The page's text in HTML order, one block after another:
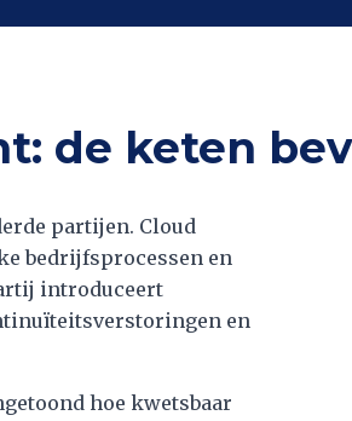
de keten
partijen. Cloud
bedrijfsprocessen en
introduceert
en
hoe kwetsbaar